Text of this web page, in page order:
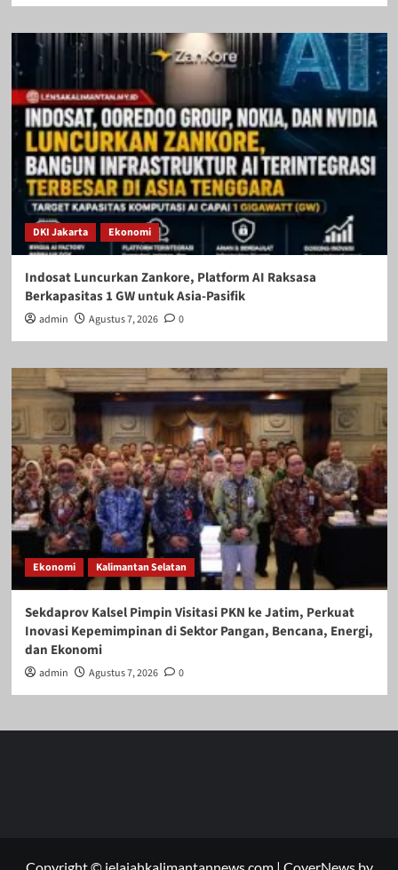
DKI Jakarta Ekonomi
Indosat Luncurkan Zankore, Platform AI Raksasa
Berkapasitas 1 GW untuk Asia-Pasifik
admin Agustus 7, 2026 0
Ekonomi Kalimantan Selatan
Sekdaprov Kalsel Pimpin Visitasi PKN ke Jatim, Perkuat
Inovasi Kepemimpinan di Sektor Pangan, Bencana, Energi,
dan Ekonomi
admin Agustus 7, 2026 0